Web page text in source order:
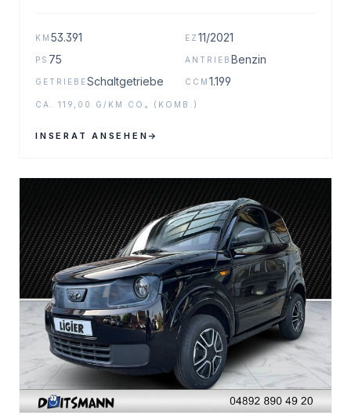
KM 53.391 EZ 11/2021
PS 75 ANTRIEB Benzin
GETRIEBESchaltgetriebe CCM 1.199
CA. 119,00 G/KM CO₂ (KOMB.)
INSERAT ANSEHEN →